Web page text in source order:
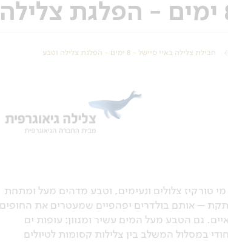
חבילת צלילה באיי סיישל - 8 ימים - הפלגת צלילה וטבע
טורקיז צלולים ונעימים, וטבע מדהים מעל ומתחת
– אותם בולדרים יפהפיים שמעטרים את החופים
גם הטבע מעל המים עשיר ומגוון: עופות ים
במסלול המשלב בין צלילות קסומות לטיולים